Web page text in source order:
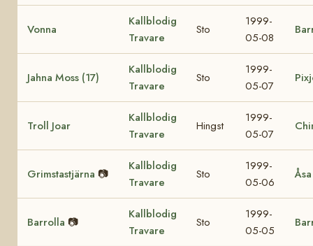
Vonna
Kallblodig
Travare
Sto
1999-
05-08
Jahna Moss (17)
Kallblodig
Travare
Sto
1999-
05-07
Troll Joar
Kallblodig
Travare
Hingst
1999-
05-07
Grimstastjärna 📷
Kallblodig
Travare
Sto
1999-
05-06
Barrolla 📷
Kallblodig
Travare
Sto
1999-
05-05